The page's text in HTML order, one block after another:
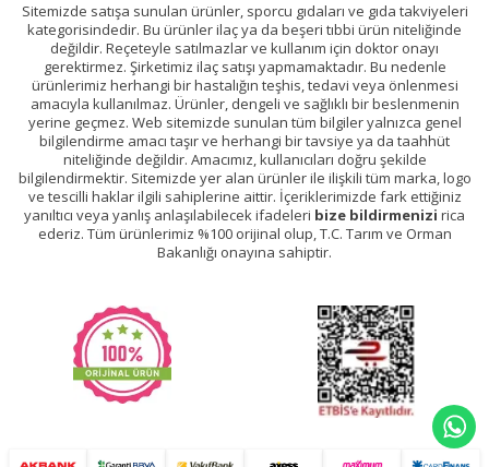
Sitemizde satışa sunulan ürünler, sporcu gıdaları ve gıda takviyeleri
kategorisindedir. Bu ürünler ilaç ya da beşeri tıbbi ürün niteliğinde
değildir. Reçeteyle satılmazlar ve kullanım için doktor onayı
gerektirmez. Şirketimiz ilaç satışı yapmamaktadır. Bu nedenle
ürünlerimiz herhangi bir hastalığın teşhis, tedavi veya önlenmesi
amacıyla kullanılmaz. Ürünler, dengeli ve sağlıklı bir beslenmenin
yerine geçmez. Web sitemizde sunulan tüm bilgiler yalnızca genel
bilgilendirme amacı taşır ve herhangi bir tavsiye ya da taahhüt
niteliğinde değildir. Amacımız, kullanıcıları doğru şekilde
bilgilendirmektir. Sitemizde yer alan ürünler ile ilişkili tüm marka, logo
ve tescilli haklar ilgili sahiplerine aittir. İçeriklerimizde fark ettiğiniz
yanıltıcı veya yanlış anlaşılabilecek ifadeleri bize bildirmenizi rica
ederiz. Tüm ürünlerimiz %100 orijinal olup, T.C. Tarım ve Orman
Bakanlığı onayına sahiptir.